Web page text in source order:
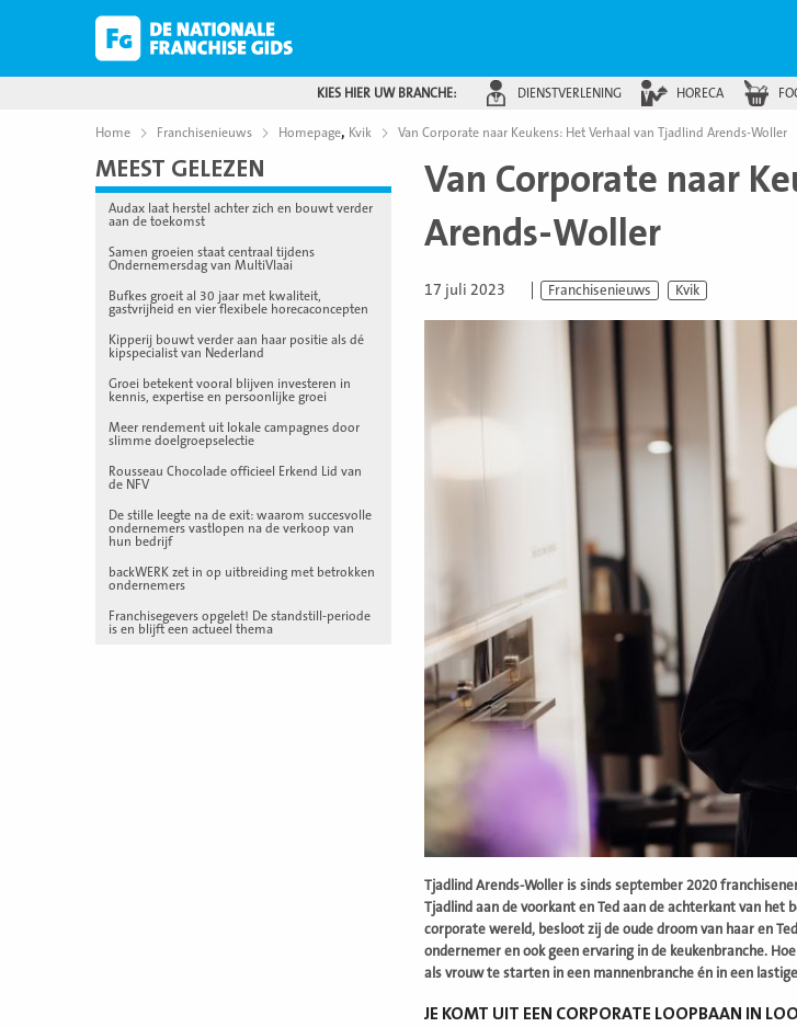
KIES HIER UW BRANCHE: DIENSTVERLENING HORECA
Home Franchisenieuws Homepage, Kvik Van Corporate naar Keukens: Het Verhaal van Tjadlind Arends-Woller
MEEST GELEZEN
Audax laat herstel achter zich en bouwt verder
aan de toekomst
Samen groeien staat centraal tijdens
Ondernemersdag van MultiVlaai
Bufkes groeit al 30 jaar met kwaliteit,
gastvrijheid en vier flexibele horecaconcepten
Kipperij bouwt verder aan haar positie als dé
kipspecialist van Nederland
Groei betekent vooral blijven investeren in
kennis, expertise en persoonlijke groei
Meer rendement uit lokale campagnes door
slimme doelgroepselectie
Rousseau Chocolade officieel Erkend Lid van
de NFV
De stille leegte na de exit: waarom succesvolle
ondernemers vastlopen na de verkoop van
hun bedrijf
backWERK zet in op uitbreiding met betrokken
ondernemers
Franchisegevers opgelet! De standstill-periode
is en blijft een actueel thema
Van Corporate naar
Arends-Woller
17 juli 2023 Franchisenieuws Kvik
Tjadlind Arends-Woller is sinds september 2020
Tjadlind aan de voorkant en Ted aan de achterkant van
corporate wereld, besloot zij de oude droom van haar en
ondernemer en ook geen ervaring in de keukenbranche.
als vrouw te starten in een mannenbranche én in een
JE KOMT UIT EEN CORPORATE LOOPBAAN IN